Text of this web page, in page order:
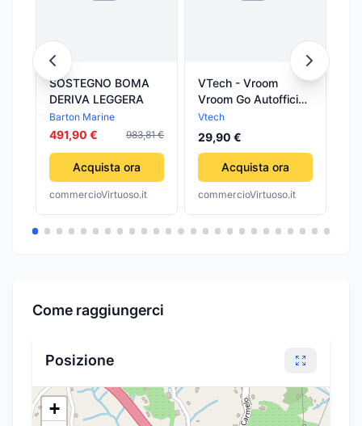
SOSTEGNO BOMA
DERIVA LEGGERA
Barton Marine
491,90 € 983,81 €
Acquista ora
commercioVirtuoso.it
VTech - Vroom
Vroom Go Autofficina
di Riparazioni
Vtech
29,90 €
Acquista ora
commercioVirtuoso.it
Come raggiungerci
Posizione
+